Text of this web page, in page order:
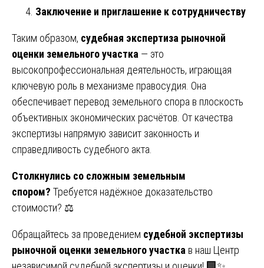
Заключение и приглашение к сотрудничеству
Таким образом, судебная экспертиза рыночной
оценки земельного участка — это
высокопрофессиональная деятельность, играющая
ключевую роль в механизме правосудия. Она
обеспечивает перевод земельного спора в плоскость
объективных экономических расчётов. От качества
экспертизы напрямую зависит законность и
справедливость судебного акта.
Столкнулись со сложным земельным
спором? Требуется надёжное доказательство
стоимости? ⚖️
Обращайтесь за проведением судебной экспертизы
рыночной оценки земельного участка в наш Центр